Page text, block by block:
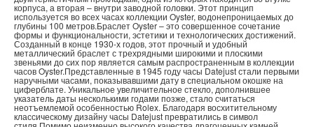
корпуса, а вторая – внутри заводной головки. Этот принцип
используется во всех часах коллекции Oyster, водонепроницаемых до
глубины 100 метров.Браслет Oyster – это совершенное сочетание
формы и функциональности, эстетики и технологических достижений.
Созданный в конце 1930-х годов, этот прочный и удобный
металлический браслет с трехрядными широкими и плоскими
звеньями до сих пор является самым распространенным в коллекции
часов Oyster.Представленные в 1945 году часы Datejust стали первыми
наручными часами, показывавшими дату в специальном окошке на
циферблате. Уникальное увеличительное стекло, дополнившее
указатель даты несколькими годами позже, стало считаться
неотъемлемой особенностью Rolex. Благодаря восхитительному
классическому дизайну часы Datejust превратились в символ